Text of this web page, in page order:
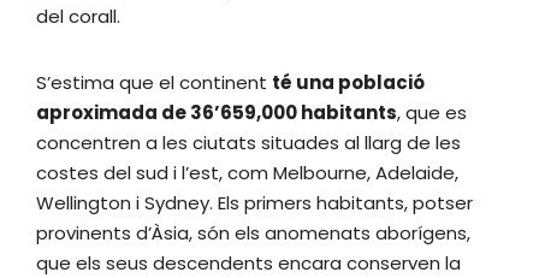
del corall.
S’estima que el continent té una població
aproximada de 36’659,000 habitants, que es
concentren a les ciutats situades al llarg de les
costes del sud i l’est, com Melbourne, Adelaide,
Wellington i Sydney. Els primers habitants, potser
provinents d’Àsia, són els anomenats aborígens,
que els seus descendents encara conserven la